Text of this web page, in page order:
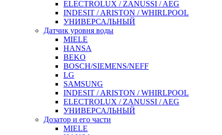
ELECTROLUX / ZANUSSI / AEG
INDESIT / ARISTON / WHIRLPOOL
УНИВЕРСАЛЬНЫЙ
Датчик уровня воды
MIELE
HANSA
BEKO
BOSCH/SIEMENS/NEFF
LG
SAMSUNG
INDESIT / ARISTON / WHIRLPOOL
ELECTROLUX / ZANUSSI / AEG
УНИВЕРСАЛЬНЫЙ
Дозатор и его части
MIELE